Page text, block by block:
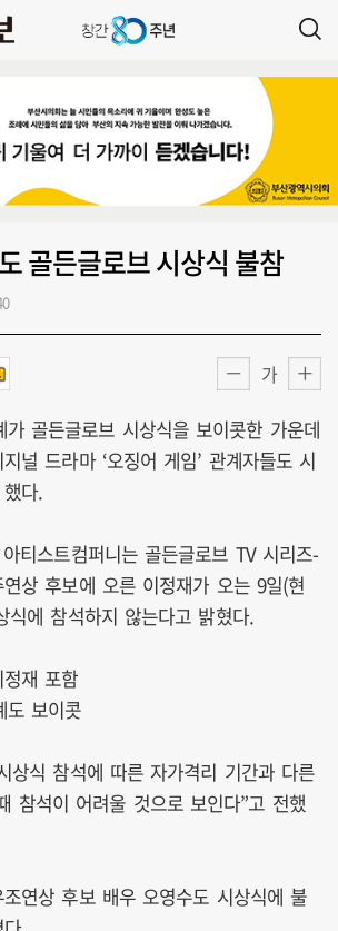
골든글로브 시상식 불참
가
가 골든글로브 시상식을 보이콧한 가운데
널 드라마 ‘오징어 게임’ 관계자들도 시
다.
티스트컴퍼니는 골든글로브 TV 시리즈-
상 후보에 오른 이정재가 오는 9일(현
식에 참석하지 않는다고 밝혔다.
재 포함
도 보이콧
상식 참석에 따른 자가격리 기간과 다른
참석이 어려울 것으로 보인다”고 전했
연상 후보 배우 오영수도 시상식에 불